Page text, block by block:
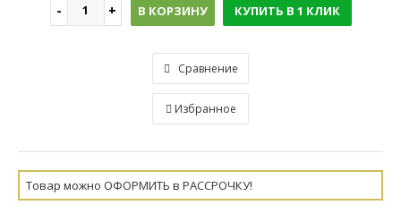
В КОРЗИНУ КУПИТЬ В 1 КЛИК
Сравнение
Избранное
Товар можно ОФОРМИТЬ в РАССРОЧКУ!